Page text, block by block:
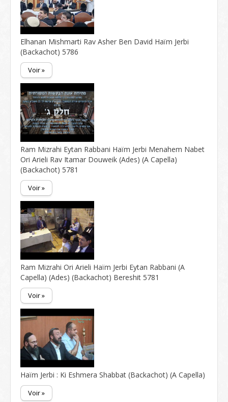
Elhanan Mishmarti Rav Asher Ben David Haïm Jerbi
(Backachot) 5786
Voir »
Ram Mizrahi Eytan Rabbani Haïm Jerbi Menahem Nabet
Ori Arieli Rav Itamar Douweik (Ades) (A Capella)
(Backachot) 5781
Voir »
Ram Mizrahi Ori Arieli Haïm Jerbi Eytan Rabbani (A
Capella) (Ades) (Backachot) Bereshit 5781
Voir »
Haïm Jerbi : Ki Eshmera Shabbat (Backachot) (A Capella)
Voir »